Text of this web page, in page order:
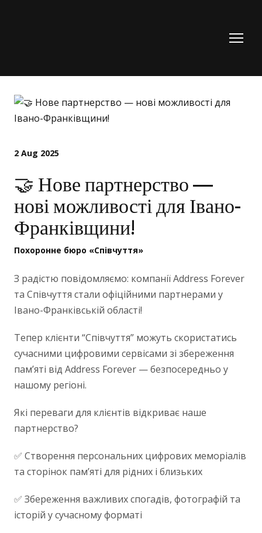
2 Aug 2025
🤝 Нове партнерство —
нові можливості для Івано-
Франківщини!
Похоронне бюро «Співчуття»
З радістю повідомляємо: компанії Address Forever
та Співчуття стали офіційними партнерами у
Івано-Франківській області!
Тепер клієнти “Співчуття” можуть скористатись
сучасними цифровими сервісами зі збереження
пам’яті від Address Forever — безпосередньо у
нашому регіоні.
Які переваги для клієнтів відкриває наше
партнерство?
✅ Створення персональних цифрових меморіалів
та сторінок пам’яті для рідних і близьких
✅ Збереження важливих спогадів, фотографій та
історій у сучасному форматі